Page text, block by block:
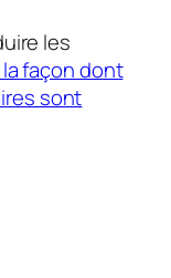
les
façon dont
sont